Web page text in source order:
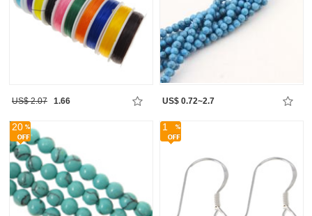
US$ 2.07 1.66 US$ 0.72~2.7
20 1